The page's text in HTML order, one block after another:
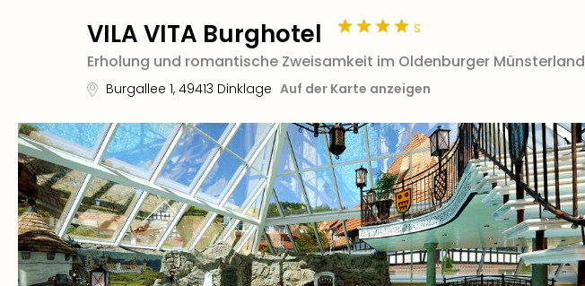
VILA VITA Burghotel
s
Erholung und romantische Zweisamkeit im Oldenburger Münsterland
Burgallee 1, 49413 Dinklage Auf der Karte anzeigen